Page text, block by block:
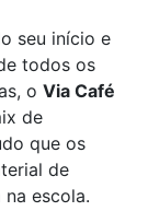
seu início e
todos os
o Via Café
de
que os
de
escola.